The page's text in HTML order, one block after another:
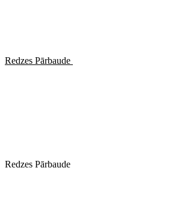
Redzes Pārbaude
Redzes Pārbaude